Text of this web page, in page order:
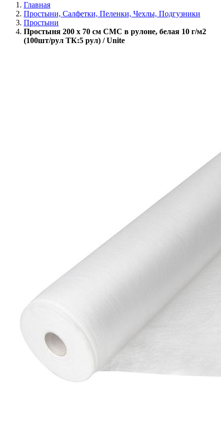
Главная
Простыни, Салфетки, Пеленки, Чехлы, Подгузники
Простыни
Простыня 200 х 70 см СМС в рулоне, белая 10 г/м2
(100шт/рул ТК:5 рул) / Unite